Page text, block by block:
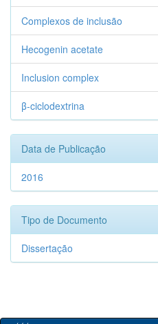
Complexos de inclusão
Hecogenin acetate
Inclusion complex
β-ciclodextrina
Data de Publicação
2016
Tipo de Documento
Dissertação